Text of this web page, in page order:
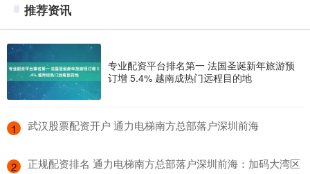
推荐资讯
专业配资平台排名第一 法国圣诞新年旅游预
订增 5.4% 越南成热门远程目的地
1 ​武汉股票配资开户 通力电梯南方总部落户深圳前海
2
​正规配资排名 通力电梯南方总部落户深圳前海：加码大湾区